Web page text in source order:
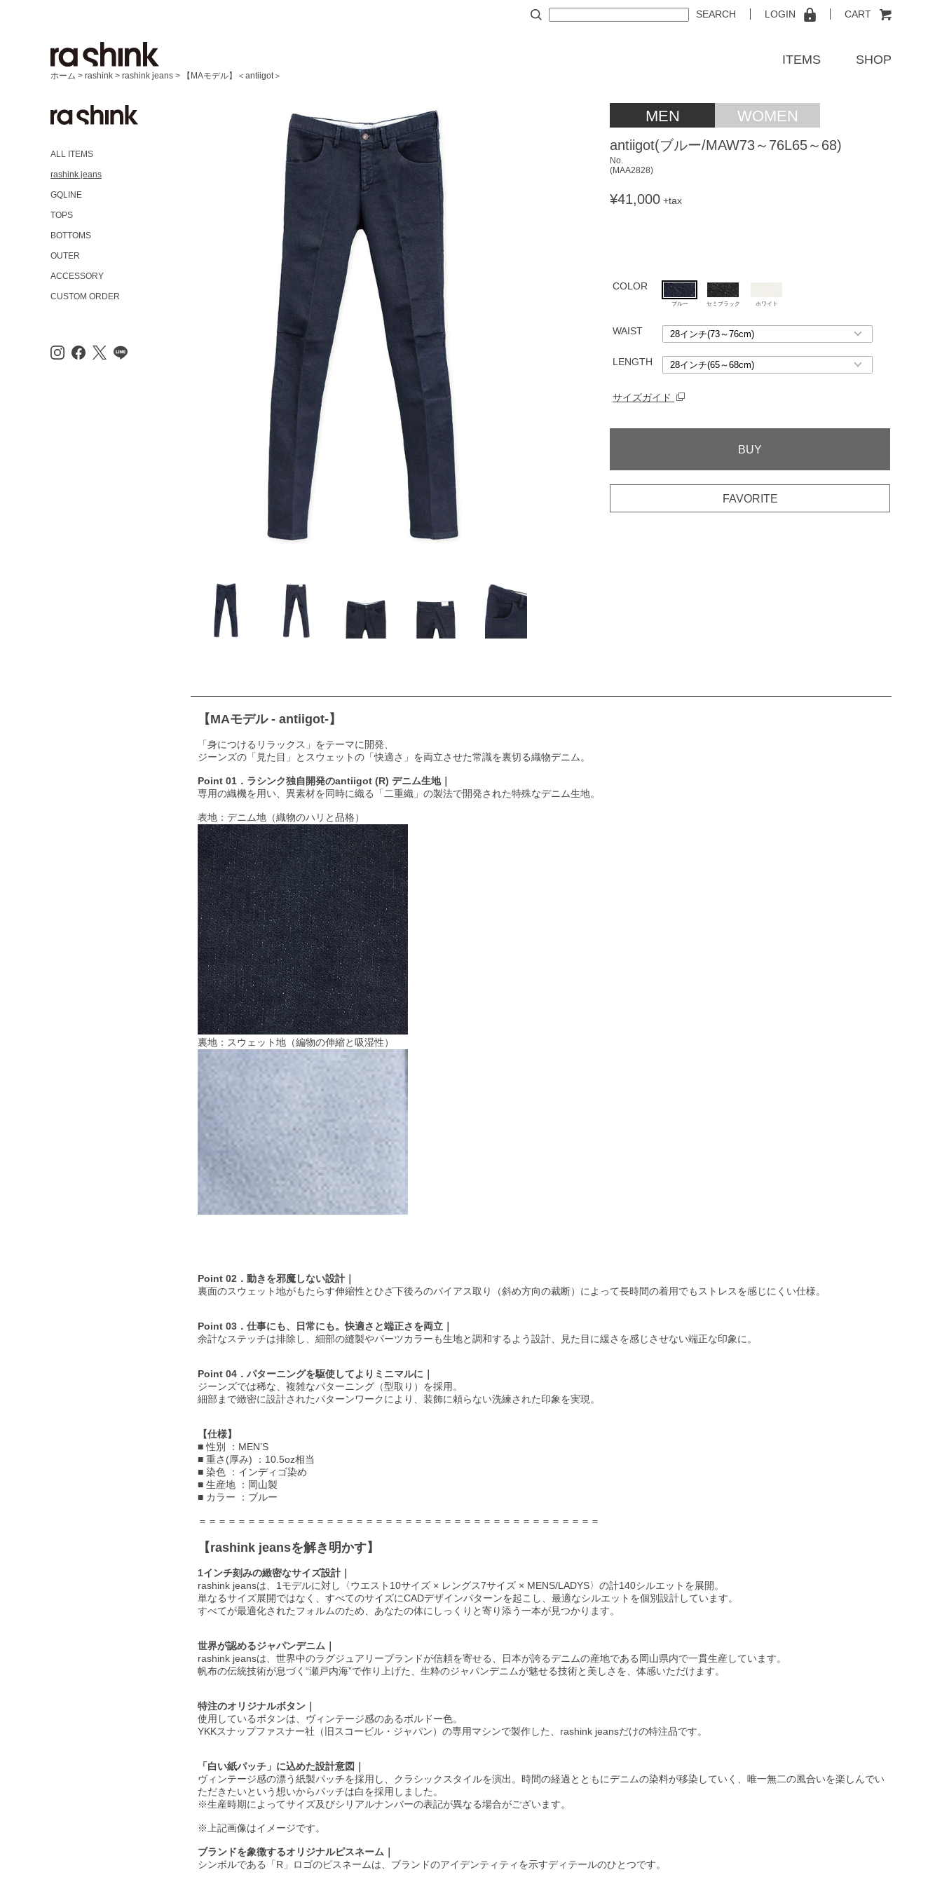
CART
LOGIN
SEARCH
SHOP
ITEMS
ホーム > rashink > rashink jeans > 【MAモデル】＜antiigot＞
ALL ITEMS
rashink jeans
GQLINE
TOPS
BOTTOMS
OUTER
ACCESSORY
CUSTOM ORDER
antiigot(ブルー/MAW73～76L65～68)
No.
(MAA2828)
¥41,000 +tax
COLOR
ブルー セミブラック ホワイト
WAIST
LENGTH
サイズガイド
【MAモデル - antiigot-】
「身につけるリラックス」をテーマに開発、
ジーンズの「見た目」とスウェットの「快適さ」を両立させた常識を裏切る織物デニム。
Point 01．ラシンク独自開発のantiigot (R) デニム生地｜
専用の織機を用い、異素材を同時に織る「二重織」の製法で開発された特殊なデニム生地。
表地：デニム地（織物のハリと品格）
裏地：スウェット地（編物の伸縮と吸湿性）
Point 02．動きを邪魔しない設計｜
裏面のスウェット地がもたらす伸縮性とひざ下後ろのバイアス取り（斜め方向の裁断）によって長時間の着用でもストレスを感じにくい仕様。
Point 03．仕事にも、日常にも。快適さと端正さを両立｜
余計なステッチは排除し、細部の縫製やパーツカラーも生地と調和するよう設計、見た目に緩さを感じさせない端正な印象に。
Point 04．パターニングを駆使してよりミニマルに｜
ジーンズでは稀な、複雑なパターニング（型取り）を採用。
細部まで緻密に設計されたパターンワークにより、装飾に頼らない洗練された印象を実現。
【仕様】
■ 性別 ：MEN’S
■ 重さ(厚み) ：10.5oz相当
■ 染色 ：インディゴ染め
■ 生産地 ：岡山製
■ カラー ：ブルー
＝＝＝＝＝＝＝＝＝＝＝＝＝＝＝＝＝＝＝＝＝＝＝＝＝＝＝＝＝＝＝＝＝＝＝＝＝＝＝＝＝
【rashink jeansを解き明かす】
1インチ刻みの緻密なサイズ設計｜
rashink jeansは、1モデルに対し〈ウエスト10サイズ × レングス7サイズ × MENS/LADYS〉の計140シルエットを展開。
単なるサイズ展開ではなく、すべてのサイズにCADデザインパターンを起こし、最適なシルエットを個別設計しています。
すべてが最適化されたフォルムのため、あなたの体にしっくりと寄り添う一本が見つかります。
世界が認めるジャパンデニム｜
rashink jeansは、世界中のラグジュアリーブランドが信頼を寄せる、日本が誇るデニムの産地である岡山県内で一貫生産しています。
帆布の伝統技術が息づく“瀬戸内海”で作り上げた、生粋のジャパンデニムが魅せる技術と美しさを、体感いただけます。
特注のオリジナルボタン｜
使用しているボタンは、ヴィンテージ感のあるボルドー色。
YKKスナップファスナー社（旧スコービル・ジャパン）の専用マシンで製作した、rashink jeansだけの特注品です。
「白い紙パッチ」に込めた設計意図｜
ヴィンテージ感の漂う紙製パッチを採用し、クラシックスタイルを演出。時間の経過とともにデニムの染料が移染していく、唯一無二の風合いを楽しんでい
ただきたいという想いからパッチは白を採用しました。
※生産時期によってサイズ及びシリアルナンバーの表記が異なる場合がございます。
※上記画像はイメージです。
ブランドを象徴するオリジナルピスネーム｜
シンボルである「R」ロゴのピスネームは、ブランドのアイデンティティを示すディテールのひとつです。